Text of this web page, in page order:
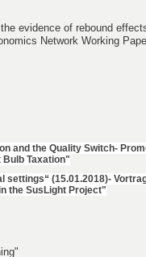
evidence of rebound
Network Working
and the Quality Switch-
Taxation"
(15.01.2018)-
the SusLight Project"